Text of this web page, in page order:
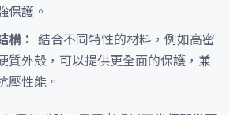
保護。
構： 結合不同特性的材料，例如高密
質外殼，可以提供更全面的保護，兼
壓性能。